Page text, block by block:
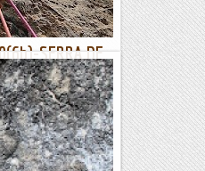
SERRA DE
massa donat el
aquesta. Sobre